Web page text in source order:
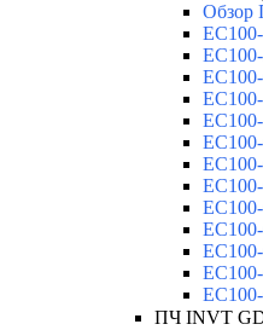
Обзор
ПЧ INVT